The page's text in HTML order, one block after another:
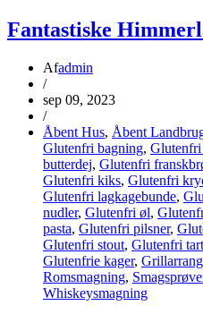
Fantastiske
Afadmin
/
sep 09, 2023
/
Åbent Hus, Åbent
Glutenfri bagning, Glutenfri
butterdej, Glutenfri
Glutenfri kiks, Glutenfri
Glutenfri lagkagebunde,
nudler, Glutenfri øl,
pasta, Glutenfri pilsner,
Glutenfri stout, Glutenfri
Glutenfrie kager,
Romsmagning,
Whiskeysmagning